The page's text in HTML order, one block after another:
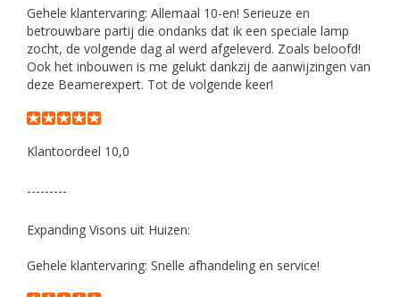
Gehele klantervaring: Allemaal 10-en! Serieuze en
betrouwbare partij die ondanks dat ik een speciale lamp
zocht, de volgende dag al werd afgeleverd. Zoals beloofd!
Ook het inbouwen is me gelukt dankzij de aanwijzingen van
deze Beamerexpert. Tot de volgende keer!
Klantoordeel 10,0
---------
Expanding Visons uit Huizen:
Gehele klantervaring: Snelle afhandeling en service!